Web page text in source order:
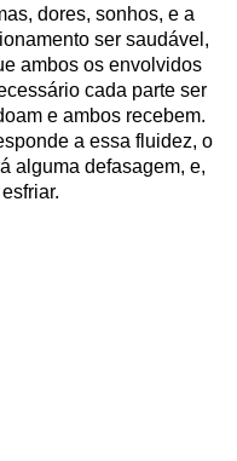
dores, sonhos, e a
ser saudável,
ambos os envolvidos
cada parte ser
e ambos recebem.
a essa fluidez, o
alguma defasagem, e,